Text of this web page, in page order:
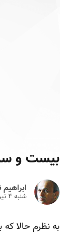
بیست و
شنبه ۴ تير ۱۳۹۰
به نظرم حالا